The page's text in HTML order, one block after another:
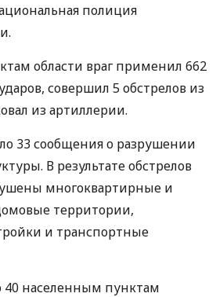
полиция
области враг применил 662
совершил 5 обстрелов из
из артиллерии.
33 сообщения о разрушении
В результате обстрелов
многоквартирные и
территории,
и транспортные
40 населенным пунктам